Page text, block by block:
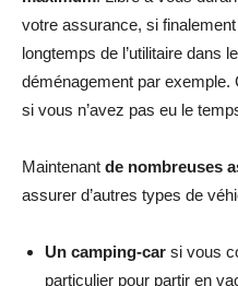
votre assurance, si
longtemps de l’utilitaire dans
déménagement par exemple.
si vous n’avez pas eu le
Maintenant de nombreuses
assurer d’autres types de
Un camping-car si vous
particulier pour partir en